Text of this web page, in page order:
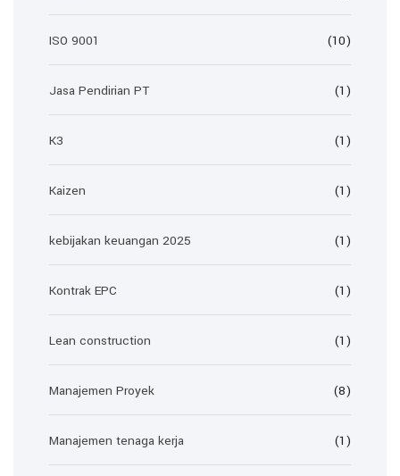
ISO 9001 (10)
Jasa Pendirian PT (1)
K3 (1)
Kaizen (1)
kebijakan keuangan 2025 (1)
Kontrak EPC (1)
Lean construction (1)
Manajemen Proyek (8)
Manajemen tenaga kerja (1)